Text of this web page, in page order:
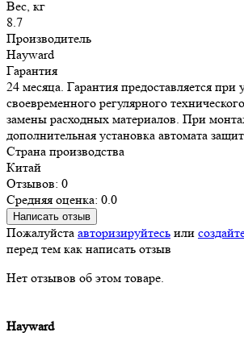
Вес, кг
8.7
Производитель
Hayward
Гарантия
24 месяца. Гарантия предоставляется при
своевременного регулярного
замены расходных материалов. При
дополнительная установка автомата
Страна производства
Китай
Отзывов: 0
Средняя оценка: 0.0
Написать отзыв
Пожалуйста авторизируйтесь или
перед тем как написать отзыв
Нет отзывов об этом товаре.
Hayward